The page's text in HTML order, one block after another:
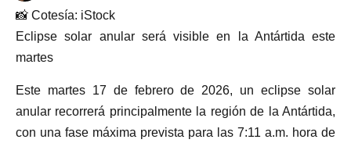
📸 Cotesía: iStock
Eclipse solar anular será visible en la Antártida este
martes
Este martes 17 de febrero de 2026, un eclipse solar
anular recorrerá principalmente la región de la Antártida,
con una fase máxima prevista para las 7:11 a.m. hora de